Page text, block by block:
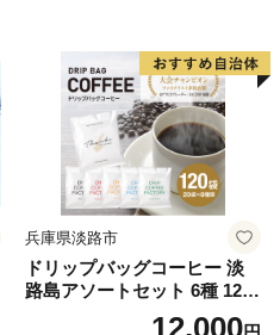
兵庫県淡路市
ドリップバッグコーヒー 淡
路島アソートセット 6種 120
袋 飲み比べ コーヒー